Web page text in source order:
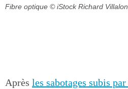
Fibre optique © iStock Richard Villalon
Après les sabotages subis